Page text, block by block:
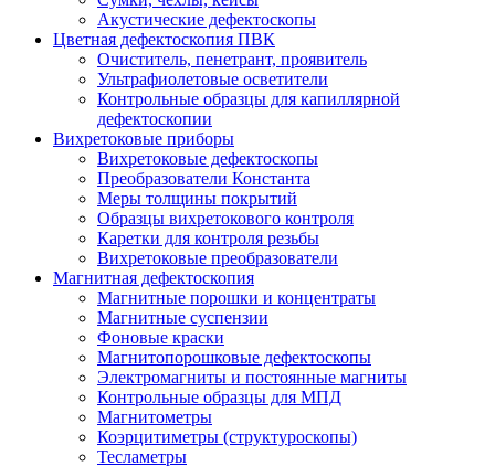
Акустические дефектоскопы
Цветная дефектоскопия ПВК
Очиститель, пенетрант, проявитель
Ультрафиолетовые осветители
Контрольные образцы для капиллярной
дефектоскопии
Вихретоковые приборы
Вихретоковые дефектоскопы
Преобразователи Константа
Меры толщины покрытий
Образцы вихретокового контроля
Каретки для контроля резьбы
Вихретоковые преобразователи
Магнитная дефектоскопия
Магнитные порошки и концентраты
Магнитные суспензии
Фоновые краски
Магнитопорошковые дефектоскопы
Электромагниты и постоянные магниты
Контрольные образцы для МПД
Магнитометры
Коэрцитиметры (структуроскопы)
Тесламетры